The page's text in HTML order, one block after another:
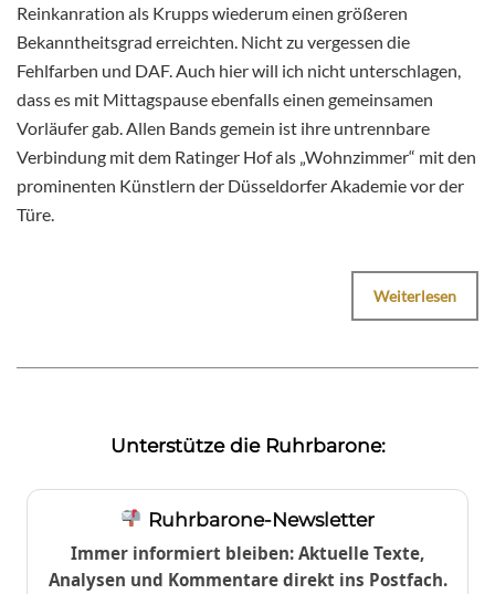
Reinkanration als Krupps wiederum einen größeren
Bekanntheitsgrad erreichten. Nicht zu vergessen die
Fehlfarben und DAF. Auch hier will ich nicht unterschlagen,
dass es mit Mittagspause ebenfalls einen gemeinsamen
Vorläufer gab. Allen Bands gemein ist ihre untrennbare
Verbindung mit dem Ratinger Hof als „Wohnzimmer“ mit den
prominenten Künstlern der Düsseldorfer Akademie vor der
Türe.
Weiterlesen
Unterstütze die Ruhrbarone:
Ruhrbarone-Newsletter
Immer informiert bleiben: Aktuelle Texte,
Analysen und Kommentare direkt ins Postfach.